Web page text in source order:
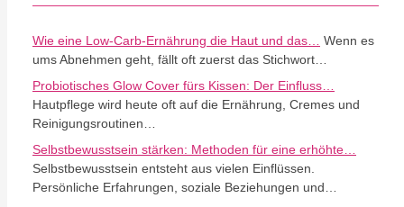
Wie eine Low-Carb-Ernährung die Haut und das… Wenn es
ums Abnehmen geht, fällt oft zuerst das Stichwort…
Probiotisches Glow Cover fürs Kissen: Der Einfluss…
Hautpflege wird heute oft auf die Ernährung, Cremes und
Reinigungsroutinen…
Selbstbewusstsein stärken: Methoden für eine erhöhte…
Selbstbewusstsein entsteht aus vielen Einflüssen.
Persönliche Erfahrungen, soziale Beziehungen und…